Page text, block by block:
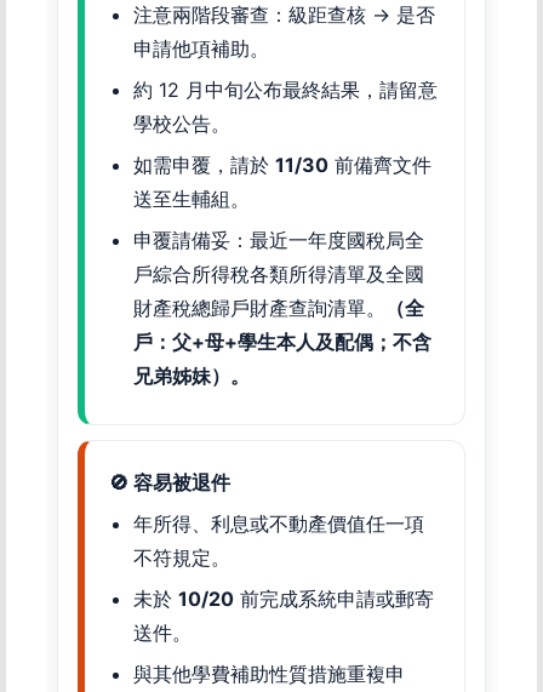
注意兩階段審查：級距查核 → 是否
申請他項補助。
約 12 月中旬公布最終結果，請留意
學校公告。
如需申覆，請於 11/30 前備齊文件
送至生輔組。
申覆請備妥：最近一年度國稅局全
戶綜合所得稅各類所得清單及全國
財產稅總歸戶財產查詢清單。
（全
戶：父+母+學生本人及配偶；不含
兄弟姊妹）。
🚫 容易被退件
年所得、利息或不動產價值任一項
不符規定。
未於 10/20 前完成系統申請或郵寄
送件。
與其他學費補助性質措施重複申